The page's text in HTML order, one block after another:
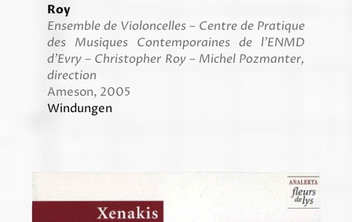
Roy
Ensemble de Violoncelles – Centre de Pratique
des Musiques Contemporaines de l’ENMD
d’Evry – Christopher Roy – Michel Pozmanter,
direction
Ameson, 2005
Windungen